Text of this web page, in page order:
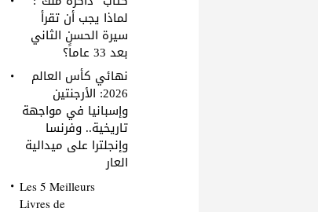
لماذا يجب أن تقرأ
سيرة الحسن الثاني
بعد 33 عاماً؟
نهائي كأس العالم
2026: الأرجنتين
وإسبانيا في مواجهة
تاريخية.. وفرنسا
وإنجلترا على ميدالية
العار
Les 5 Meilleurs
Livres de